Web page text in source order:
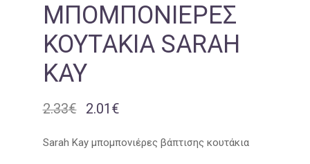
ΜΠΟΜΠΟΝΙΈΡΕΣ
ΚΟΥΤΆΚΙΑ SARAH
KAY
2.33€
Original
was:
2.01 €Η
τιμή
Sarah Kay μπομπονιέρες βάπτισης κουτάκια